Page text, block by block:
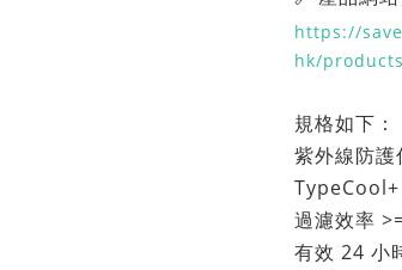
https://
hk/
規格如下：
紫外線防
TypeCool+
過濾效率
有效 24 小